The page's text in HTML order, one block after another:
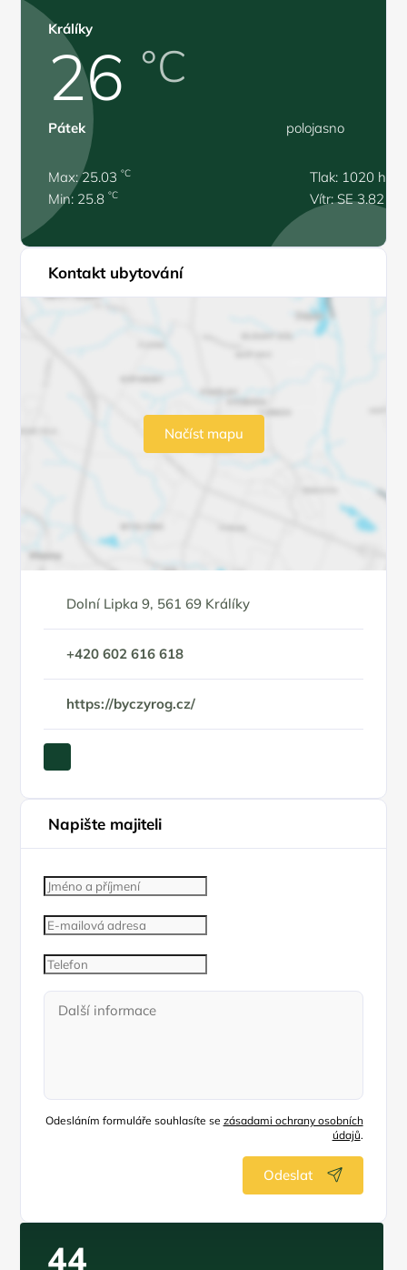
Králíky
26 °C
Pátek polojasno
Max: 25.03°C
Min: 25.8°C
Tlak: 1020 hPa
Vítr: SE 3.82 m/
Kontakt ubytování
Načíst mapu
Dolní Lipka 9, 561 69 Králíky
+420 602 616 618
https://byczyrog.cz/
Napište majiteli
Odesláním formuláře souhlasíte se zásadami ochrany osobních
údajů.
Odeslat
44